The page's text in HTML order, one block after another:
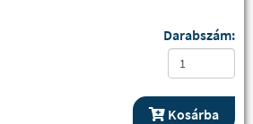
Darabszám:
Kosárba